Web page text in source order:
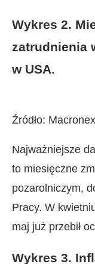
Wykres 2.
zatrudnienia
w USA.
Źródło:
Najważniejsze
to miesięczne
pozarolniczym,
Pracy. W
maj już przebił
Wykres 3.